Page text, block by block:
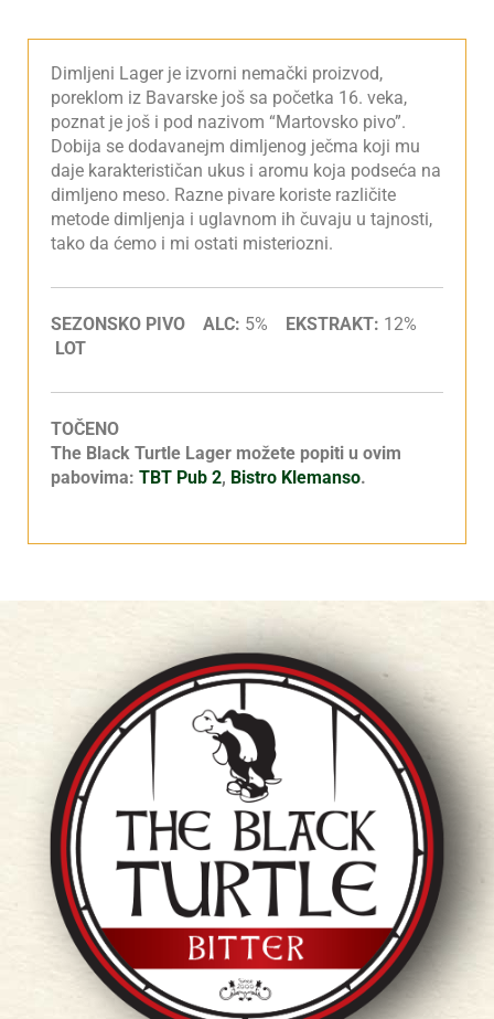
Dimljeni Lager je izvorni nemački proizvod,
poreklom iz Bavarske još sa početka 16. veka,
poznat je još i pod nazivom “Martovsko pivo”.
Dobija se dodavanejm dimljenog ječma koji mu
daje karakterističan ukus i aromu koja podseća na
dimljeno meso. Razne pivare koriste različite
metode dimljenja i uglavnom ih čuvaju u tajnosti,
tako da ćemo i mi ostati misteriozni.
SEZONSKO PIVO ALC: 5% EKSTRAKT: 12%
LOT
TOČENO
The Black Turtle Lager možete popiti u ovim
pabovima: TBT Pub 2, Bistro Klemanso.